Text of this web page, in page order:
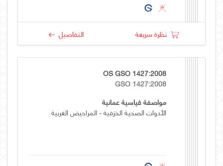
نظرة سريعة التفاصيل
OS GSO 1427:2008
GSO 1427:2008
مواصفة قياسية عمانية
الأدوات الصحية الخزفية - المراحيض الغربية